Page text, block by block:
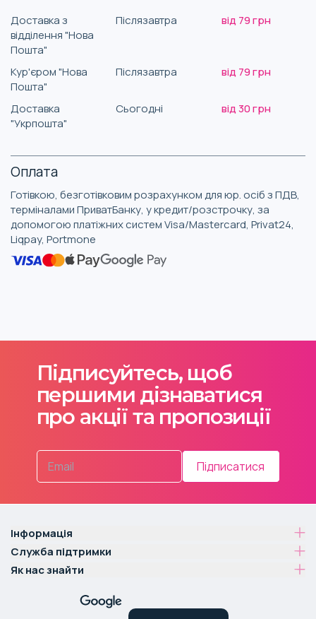
Доставка з
відділення "Нова
Пошта"
Післязавтра від 79 грн
Кур'єром "Нова
Пошта"
Післязавтра від 79 грн
Доставка
"Укрпошта"
Сьогодні від 30 грн
Оплата
Готівкою, безготівковим розрахунком для юр. осіб з ПДВ,
терміналами ПриватБанку, у кредит/розстрочку, за
допомогою платіжних систем Visa/Mastercard, Privat24,
Liqpay, Portmone
Підписуйтесь, щоб
першими дізнаватися
про акції та пропозиції
Підписатися
Інформація
Служба підтримки
Як нас знайти